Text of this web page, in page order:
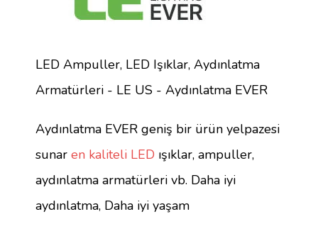
LED Ampuller, LED Işıklar, Aydınlatma
Armatürleri - LE US - Aydınlatma EVER
Aydınlatma EVER geniş bir ürün yelpazesi
sunar en kaliteli LED ışıklar, ampuller,
aydınlatma armatürleri vb. Daha iyi
aydınlatma, Daha iyi yaşam